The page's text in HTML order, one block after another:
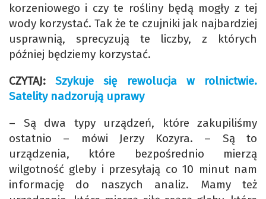
korzeniowego i czy te rośliny będą mogły z tej
wody korzystać. Tak że te czujniki jak najbardziej
usprawnią, sprecyzują te liczby, z których
później będziemy korzystać.
CZYTAJ:Szykuje się rewolucja w rolnictwie.
Satelity nadzorują uprawy
– Są dwa typy urządzeń, które zakupiliśmy
ostatnio – mówi Jerzy Kozyra. – Są to
urządzenia, które bezpośrednio mierzą
wilgotność gleby i przesyłają co 10 minut nam
informację do naszych analiz. Mamy też